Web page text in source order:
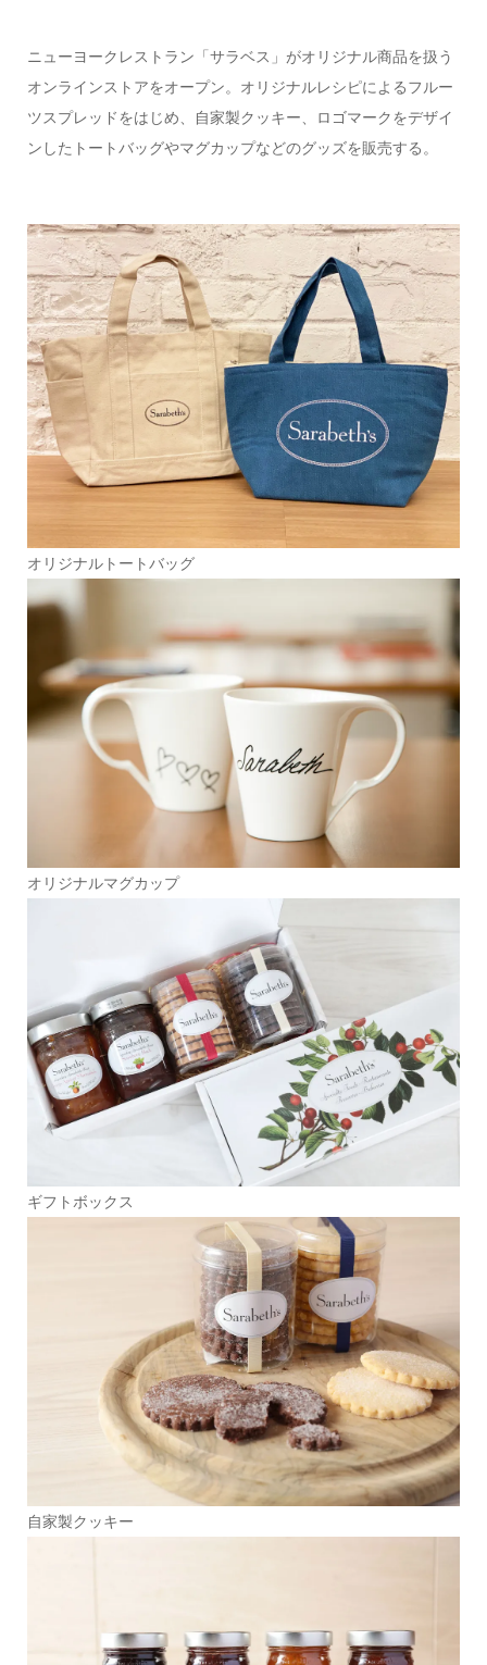
ニューヨークレストラン「サラベス」がオリジナル商品を扱う
オンラインストアをオープン。オリジナルレシピによるフルー
ツスプレッドをはじめ、自家製クッキー、ロゴマークをデザイ
ンしたトートバッグやマグカップなどのグッズを販売する。
オリジナルトートバッグ
オリジナルマグカップ
ギフトボックス
自家製クッキー